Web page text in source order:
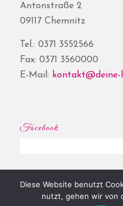
Antonstraße 2
09117 Chemnitz
Tel.: 0371 3552566
Fax: 0371 3560000
E-Mail: kontakt@deine-
Facebook
© Copyright - Deine
Diese Website benutzt
nutzt, gehen wir von